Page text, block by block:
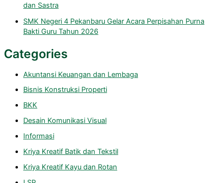
dan Sastra
SMK Negeri 4 Pekanbaru Gelar Acara Perpisahan Purna
Bakti Guru Tahun 2026
Categories
Akuntansi Keuangan dan Lembaga
Bisnis Konstruksi Properti
BKK
Desain Komunikasi Visual
Informasi
Kriya Kreatif Batik dan Tekstil
Kriya Kreatif Kayu dan Rotan